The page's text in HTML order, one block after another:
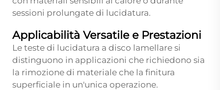
sessioni prolungate di lucidatura.
Applicabilità Versatile e Prestazioni
Le teste di lucidatura a disco lamellare si
distinguono in applicazioni che richiedono sia
la rimozione di materiale che la finitura
superficiale in un'unica operazione.